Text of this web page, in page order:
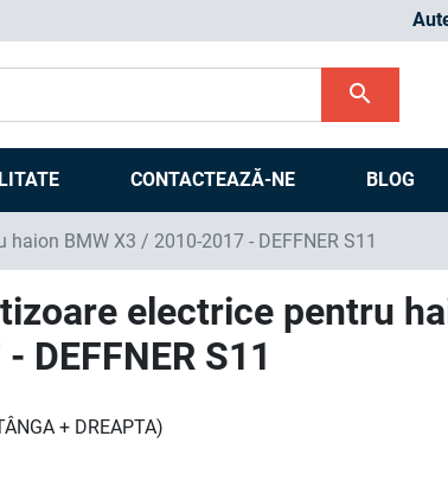
search
CONTACTEAZĂ-NE BLOG
BMW X3 / 2010-2017 - DEFFNER S11
electrice pentru
DEFFNER S11
+ DREAPTA)